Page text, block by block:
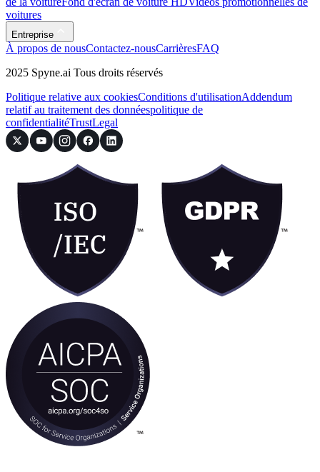
voitures
Entreprise
À propos de nousContactez-nousCarrièresFAQ
2025 Spyne.ai Tous droits réservés
Politique relative aux cookiesConditions d'utilisationAddendum
relatif au traitement des donnéespolitique de
confidentialitéTrustLegal